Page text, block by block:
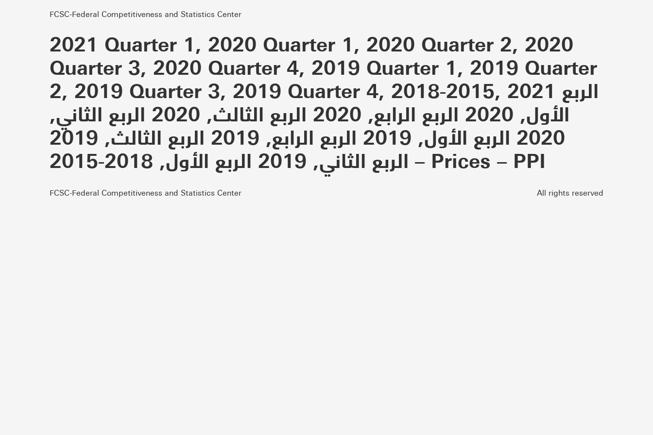
FCSC-Federal Competitiveness and Statistics Center
2021 Quarter 1, 2020 Quarter 1, 2020 Quarter 2, 2020
Quarter 3, 2020 Quarter 4, 2019 Quarter 1, 2019 Quarter
2, 2019 Quarter 3, 2019 Quarter 4, 2018-2015, 2021 الربع
الأول, 2020 الربع الرابع, 2020 الربع الثالث, 2020 الربع الثاني,
2020 الربع الأول, 2019 الربع الرابع, 2019 الربع الثالث, 2019
الربع الثاني, 2019 الربع الأول, 2018-2015 – Prices – PPI
FCSC-Federal Competitiveness and Statistics Center All rights reserved